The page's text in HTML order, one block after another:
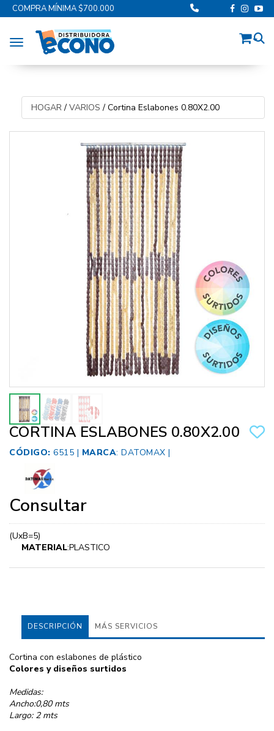
COMPRA MÍNIMA $700.000
Toggle navigation
HOGAR/ VARIOS / Cortina Eslabones 0.80X2.00
CORTINA ESLABONES 0.80X2.00
CÓDIGO: 6515 | MARCA: DATOMAX |
Consultar
(UxB=5)
MATERIAL:PLASTICO
DESCRIPCIÓN MÁS SERVICIOS
Cortina con eslabones de plástico
Colores y diseños surtidos
Medidas:
Ancho:0,80 mts
Largo: 2 mts